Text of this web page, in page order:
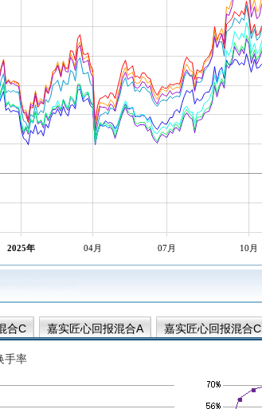
2025年 04月 07月 10月
合C 嘉实匠心回报混合A 嘉实匠心回报混合C
手率